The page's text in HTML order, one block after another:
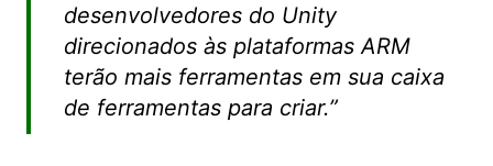
desenvolvedores do Unity
direcionados às plataformas ARM
terão mais ferramentas em sua caixa
de ferramentas para criar.”